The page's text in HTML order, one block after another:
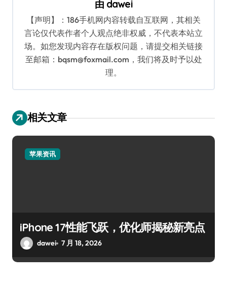
由 dawei
【声明】：186手机网内容转载自互联网，其相关
言论仅代表作者个人观点绝非权威，不代表本站立
场。如您发现内容存在版权问题，请提交相关链接
至邮箱：bqsm@foxmail.com，我们将及时予以处
理。
相关文章
苹果资讯
iPhone 17性能飞跃，优化师揭秘新亮点
dawei 7 月 18, 2026